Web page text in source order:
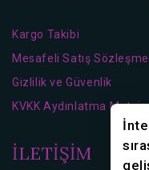
Kargo Takibi
Mesafeli Satış
Gizlilik ve Güvenlik
KVKK Aydınlatma Metni
İLETİŞİM